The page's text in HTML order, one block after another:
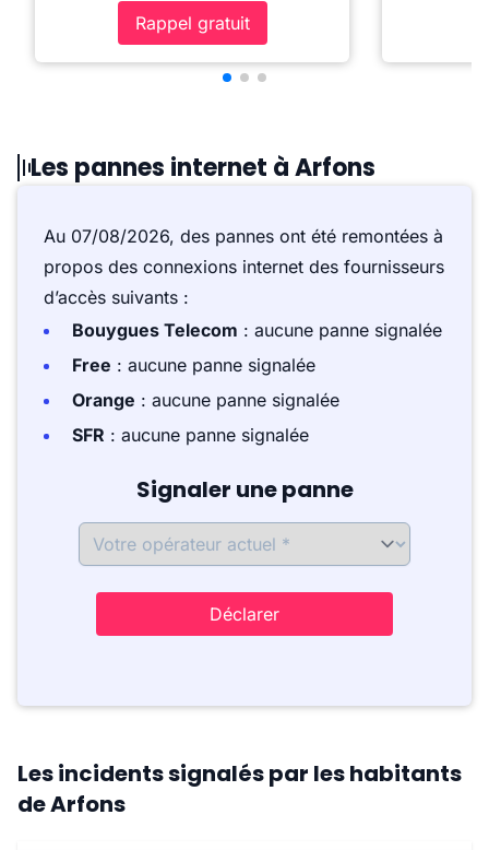
Rappel gratuit
Les pannes internet à Arfons
Au 07/08/2026, des pannes ont été remontées à
propos des connexions internet des fournisseurs
d’accès suivants :
Bouygues Telecom : aucune panne signalée
Free : aucune panne signalée
Orange : aucune panne signalée
SFR : aucune panne signalée
Signaler une panne
Déclarer
Les incidents signalés par les habitants
de Arfons